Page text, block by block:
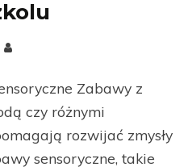
Zabawy z
czy różnymi
rozwijać zmysły
sensoryczne, takie